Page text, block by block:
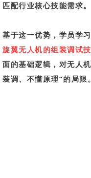
匹配行业核心技能需求。
基于这一优势，学员学
旋翼无人机的组装调试
面的基础逻辑，对无人
装调、不懂原理”的局限。